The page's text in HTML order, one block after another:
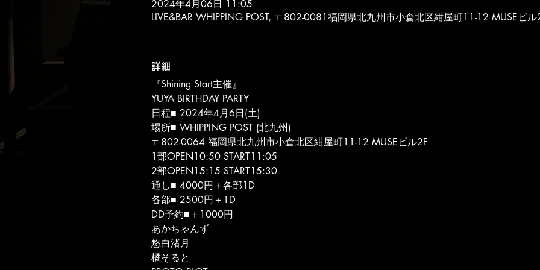
2024年4月06日 11:05
LIVE&BAR WHIPPING POST, 〒802-0081福岡県北九州市小倉北区紺屋町11-12 MUSEビル
詳細
『Shining Start主催』
YUYA BIRTHDAY PARTY
日程■ 2024年4月6日(土)
場所■ WHIPPING POST (北九州)
〒802-0064 福岡県北九州市小倉北区紺屋町11-12 MUSEビル2F
1部OPEN10:50 START11:05
2部OPEN15:15 START15:30
通し■ 4000円＋各部1D
各部■ 2500円＋1D
DD予約■＋1000円
あかちゃんず
悠白渚月
橘そると